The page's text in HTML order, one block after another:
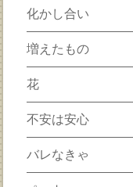
化かし合い
増えたもの
花
不安は安心
バレなきゃ